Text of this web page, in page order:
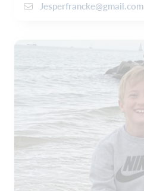
Jesperfrancke@gmail.com